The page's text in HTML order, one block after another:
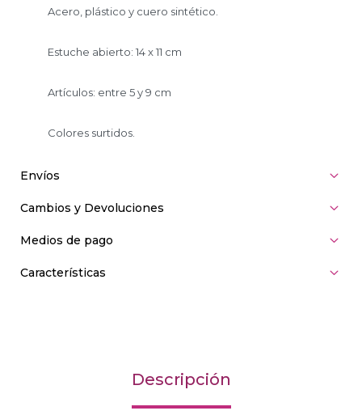
Acero, plástico y cuero sintético.
Estuche abierto: 14 x 11 cm
Artículos: entre 5 y 9 cm
Colores surtidos.
Envíos
Cambios y Devoluciones
Medios de pago
Características
Descripción